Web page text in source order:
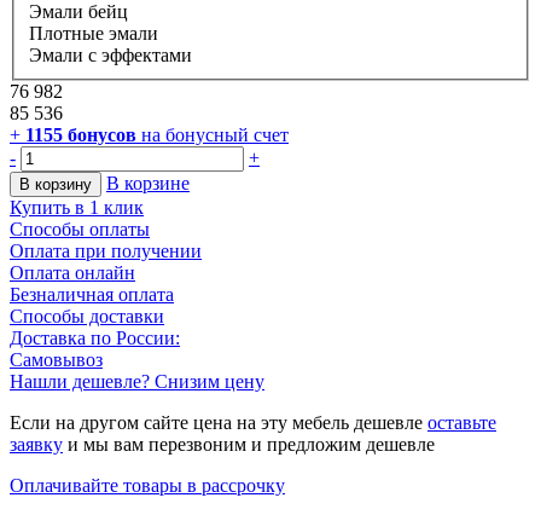
Эмали бейц
Плотные эмали
Эмали с эффектами
76 982
85 536
+ 1155 бонусов на бонусный счет
-
+
В корзину
В корзине
Купить в 1 клик
Способы оплаты
Оплата при получении
Оплата онлайн
Безналичная оплата
Способы доставки
Доставка по России:
Самовывоз
Нашли дешевле? Снизим цену
Если на другом сайте цена на эту мебель дешевле оставьте
заявку и мы вам перезвоним и предложим дешевле
Оплачивайте товары в рассрочку